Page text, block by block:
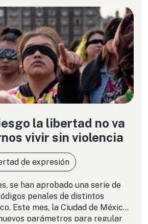
la libertad no va
vivir sin violencia
de expresión
se han aprobado una serie de
penales de distintos
Este mes, la Ciudad de México
parámetros para regular